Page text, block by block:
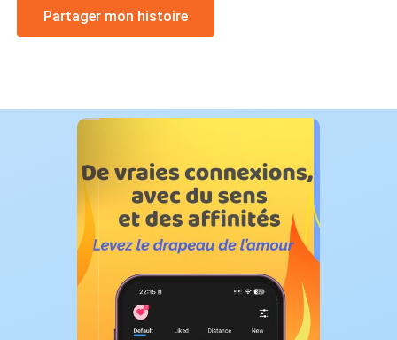
Partager mon histoire